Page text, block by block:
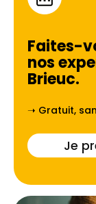
Faites-
nos
Brieuc.
➝ Gratuit,
Je